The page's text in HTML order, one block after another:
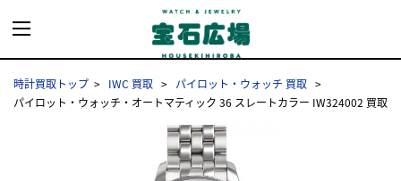
時計買取トップ IWC 買取
パイロット・ウォッチ 買取
パイロット・ウォッチ・オートマティック 36 スレートカラー IW324002 買取